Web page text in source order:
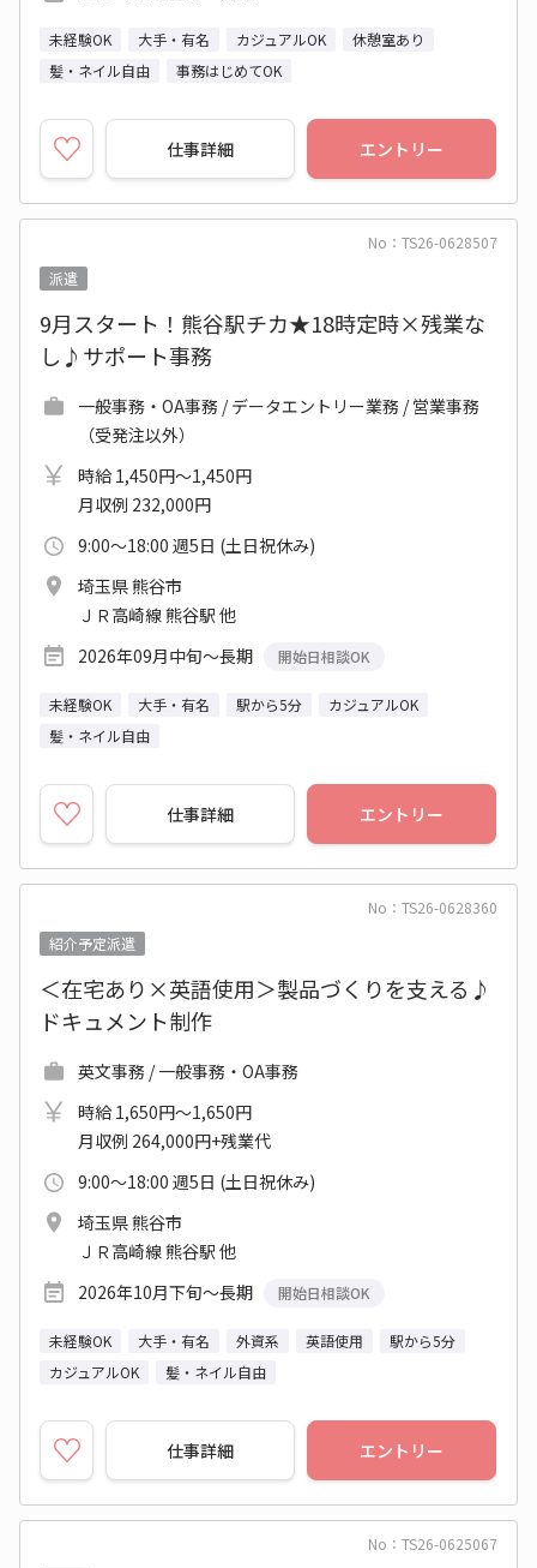
未経験OK 大手・有名 カジュアルOK
休憩室あり
髪・ネイル自由
事務はじめてOK
仕事詳細 エントリー
No：TS26-0628507
派遣
9月スタート！熊谷駅チカ★18時定時×残業な
し♪サポート事務
一般事務・OA事務 / データエントリー業務 / 営業事務
（受発注以外）
時給 1,450円～1,450円
月収例 232,000円
9:00～18:00 週5日 (土日祝休み)
埼玉県 熊谷市
ＪＲ高崎線 熊谷駅 他
2026年09月中旬～長期
開始日相談OK
未経験OK 大手・有名 駅から5分
カジュアルOK
髪・ネイル自由
仕事詳細 エントリー
No：TS26-0628360
紹介予定派遣
＜在宅あり×英語使用＞製品づくりを支える♪
ドキュメント制作
英文事務 / 一般事務・OA事務
時給 1,650円～1,650円
月収例 264,000円+残業代
9:00～18:00 週5日 (土日祝休み)
埼玉県 熊谷市
ＪＲ高崎線 熊谷駅 他
2026年10月下旬～長期
開始日相談OK
未経験OK 大手・有名 外資系 英語使用
駅から5分
カジュアルOK
髪・ネイル自由
仕事詳細 エントリー
No：TS26-0625067